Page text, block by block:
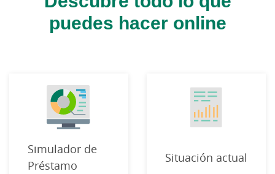
puedes hacer online
Simulador de
Préstamo
Situación actual